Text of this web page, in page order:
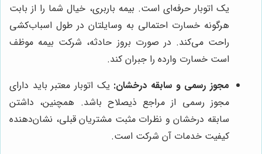
یک اتوبار حرفه‌ای است. بیمه باربری، خیال شما را از بابت
هرگونه خسارت احتمالی به وسایلتان در طول اسباب‌کشی
راحت می‌کند. در صورت بروز حادثه، شرکت بیمه موظف
است خسارت وارده را جبران کند.
مجوز رسمی و سابقه درخشان: یک اتوبار معتبر باید دارای
مجوز رسمی از مراجع ذیصلاح باشد. همچنین، داشتن
سابقه درخشان و نظرات مثبت مشتریان قبلی، نشان‌دهنده
کیفیت خدمات آن شرکت است.